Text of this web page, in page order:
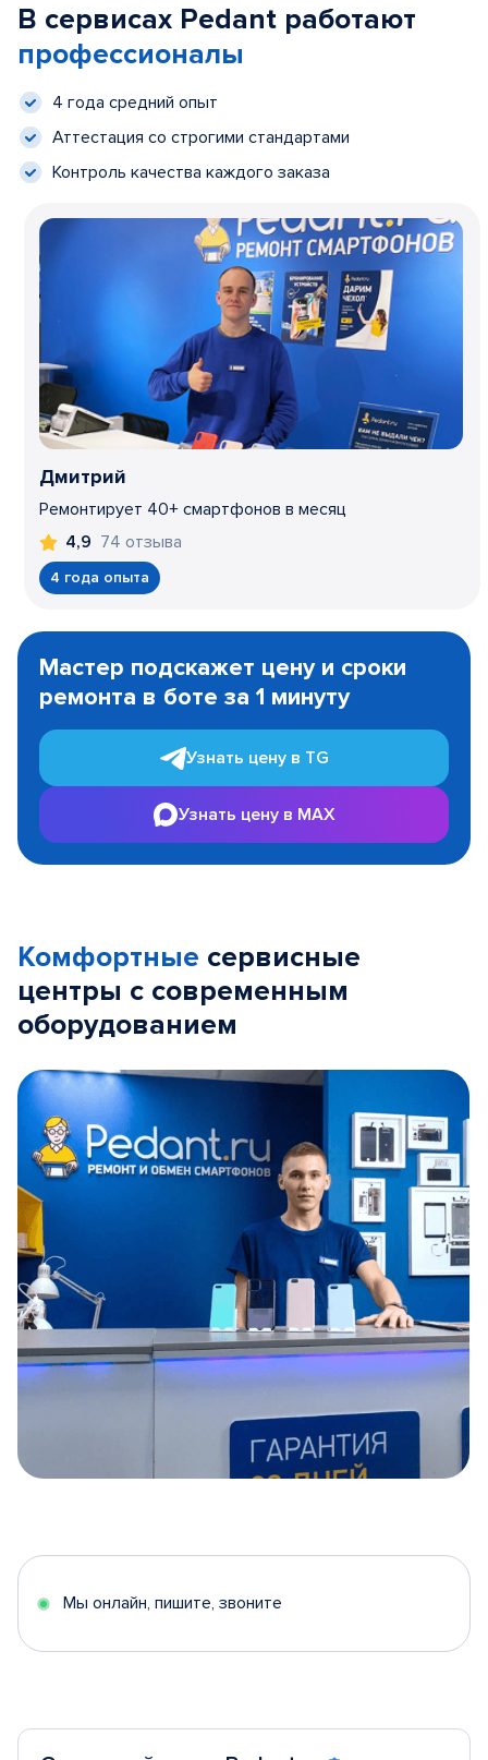
В сервисах Pedant работают
профессионалы
4 года средний опыт
Аттестация со строгими стандартами
Контроль качества каждого заказа
Дмитрий
Ремонтирует 40+ смартфонов в месяц
4,9 74 отзыва
4 года опыта
1
Мастер подскажет цену и сроки
ремонта в боте за 1 минуту
Узнать цену в TG
Узнать цену в MAX
Комфортные сервисные
центры с современным
оборудованием
5
Мы онлайн, пишите, звоните